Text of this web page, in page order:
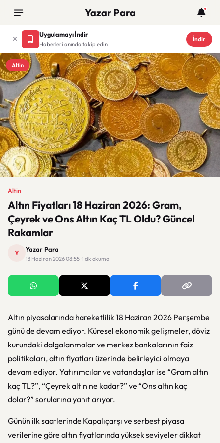
Yazar Para
Uygulamayı İndir
Haberleri anında takip edin
İndir
Altin
Altin
Altın Fiyatları 18 Haziran 2026: Gram,
Çeyrek ve Ons Altın Kaç TL Oldu? Güncel
Rakamlar
Y Yazar Para
18 Haziran 2026 08:55 · 1 dk okuma
Altın piyasalarında hareketlilik 18 Haziran 2026 Perşembe
günü de devam ediyor. Küresel ekonomik gelişmeler, döviz
kurundaki dalgalanmalar ve merkez bankalarının faiz
politikaları, altın fiyatları üzerinde belirleyici olmaya
devam ediyor. Yatırımcılar ve vatandaşlar ise “Gram altın
kaç TL?”, “Çeyrek altın ne kadar?” ve “Ons altın kaç
dolar?” sorularına yanıt arıyor.
Günün ilk saatlerinde Kapalıçarşı ve serbest piyasa
verilerine göre altın fiyatlarında yüksek seviyeler dikkat